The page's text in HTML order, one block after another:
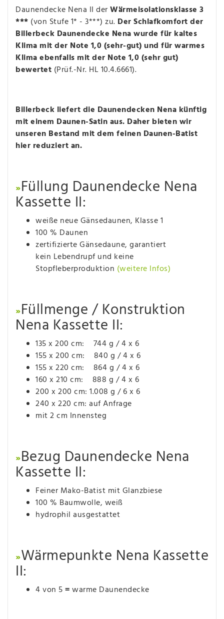
Daunendecke Nena II derWärmeisolationsklasse 3
*** (von Stufe 1* - 3***) zu. Der Schlafkomfort der
Billerbeck Daunendecke Nena wurde für kaltes
Klima mit der Note 1,0 (sehr-gut) und für warmes
Klima ebenfalls mit der Note 1,0 (sehr gut)
bewertet (Prüf.-Nr. HL 10.4.6661).
Billerbeck liefert die Daunendecken Nena künftig
mit einem Daunen-Satin aus. Daher bieten wir
unseren Bestand mit dem feinen Daunen-Batist
hier reduziert an.
»Füllung Daunendecke Nena
Kassette II:
weiße neue Gänsedaunen, Klasse 1
100 % Daunen
zertifizierte Gänsedaune, garantiert
kein Lebendrupf und keine
Stopfleberproduktion (weitere Infos)
»Füllmenge / Konstruktion
Nena Kassette II:
135 x 200 cm: 744 g / 4 x 6
155 x 200 cm: 840 g / 4 x 6
155 x 220 cm: 864 g / 4 x 6
160 x 210 cm: 888 g / 4 x 6
200 x 200 cm: 1.008 g / 6 x 6
240 x 220 cm: auf Anfrage
mit 2 cm Innensteg
»Bezug Daunendecke Nena
Kassette II:
Feiner Mako-Batist mit Glanzbiese
100 % Baumwolle, weiß
hydrophil ausgestattet
»Wärmepunkte Nena Kassette
II:
4 von 5=warme Daunendecke